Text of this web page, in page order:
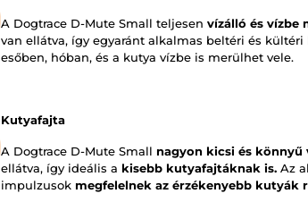
A Dogtrace D-Mute Small teljesen vízálló és vízbe
van ellátva, így egyaránt alkalmas beltéri és kültéri
esőben, hóban, és a kutya vízbe is merülhet vele.
Kutyafajta
A Dogtrace D-Mute Small nagyon kicsi és könnyű
ellátva, így ideális a kisebb kutyafajtáknak is. Az
impulzusok megfelelnek az érzékenyebb kutyák